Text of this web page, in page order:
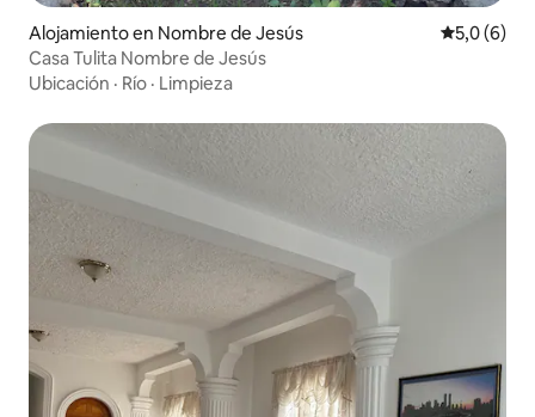
Alojamiento en Nombre de Jesús
5,0 (6)
Casa Tulita Nombre de Jesús
Ubicación · Río · Limpieza